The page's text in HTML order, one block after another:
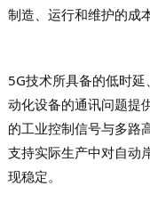
制造、运行和维护的成
5G技术所具备的低时延
动化设备的通讯问题提
的工业控制信号与多路
支持实际生产中对自动
现稳定。